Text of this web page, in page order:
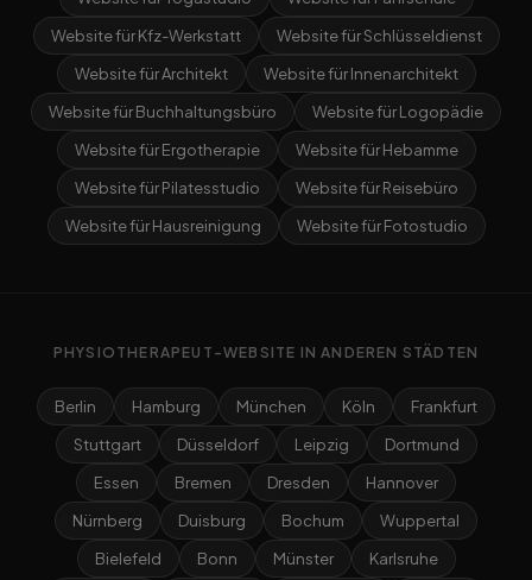
Website für Kfz-Werkstatt
Website für Schlüsseldienst
Website für Architekt
Website für Innenarchitekt
Website für Buchhaltungsbüro
Website für Logopädie
Website für Ergotherapie
Website für Hebamme
Website für Pilatesstudio
Website für Reisebüro
Website für Hausreinigung
Website für Fotostudio
PHYSIOTHERAPEUT-WEBSITE IN ANDEREN STÄDTEN
Berlin Hamburg München Köln
Frankfurt
Stuttgart
Düsseldorf Leipzig
Dortmund
Essen
Bremen Dresden
Hannover
Nürnberg
Duisburg Bochum
Wuppertal
Bielefeld
Bonn Münster
Karlsruhe